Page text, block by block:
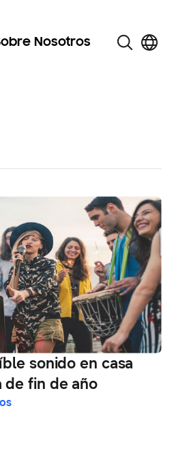
Nosotros
sonido en casa
de fin de año